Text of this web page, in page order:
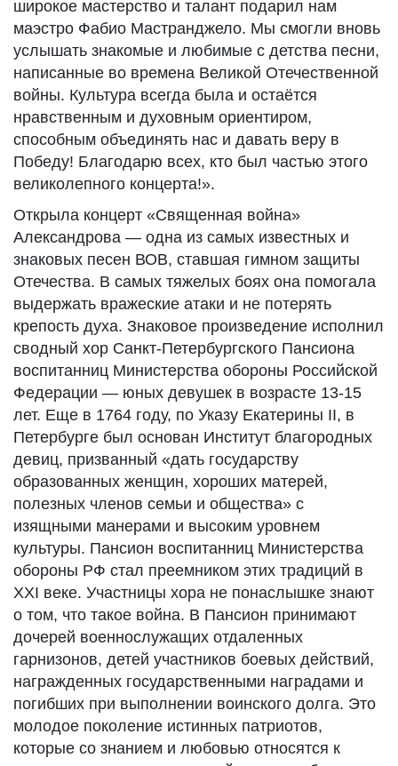
широкое мастерство и талант подарил нам
маэстро Фабио Мастранджело. Мы смогли вновь
услышать знакомые и любимые с детства песни,
написанные во времена Великой Отечественной
войны. Культура всегда была и остаётся
нравственным и духовным ориентиром,
способным объединять нас и давать веру в
Победу! Благодарю всех, кто был частью этого
великолепного концерта!».
Открыла концерт «Священная война»
Александрова — одна из самых известных и
знаковых песен ВОВ, ставшая гимном защиты
Отечества. В самых тяжелых боях она помогала
выдержать вражеские атаки и не потерять
крепость духа. Знаковое произведение исполнил
сводный хор Санкт-Петербургского Пансиона
воспитанниц Министерства обороны Российской
Федерации — юных девушек в возрасте 13-15
лет. Еще в 1764 году, по Указу Екатерины II, в
Петербурге был основан Институт благородных
девиц, призванный «дать государству
образованных женщин, хороших матерей,
полезных членов семьи и общества» с
изящными манерами и высоким уровнем
культуры. Пансион воспитанниц Министерства
обороны РФ стал преемником этих традиций в
XXI веке. Участницы хора не понаслышке знают
о том, что такое война. В Пансион принимают
дочерей военнослужащих отдаленных
гарнизонов, детей участников боевых действий,
награжденных государственными наградами и
погибших при выполнении воинского долга. Это
молодое поколение истинных патриотов,
которые со знанием и любовью относятся к